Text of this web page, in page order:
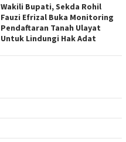
Wakili Bupati, Sekda Rohil
Fauzi Efrizal Buka Monitoring
Pendaftaran Tanah Ulayat
Untuk Lindungi Hak Adat